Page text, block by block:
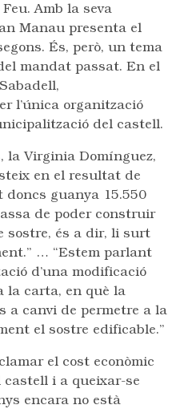
Amb la seva
Manau presenta el
És, però, un tema
mandat passat. En el
l’única organització
del castell.
la Virginia Domínguez,
en el resultat de
doncs guanya 15.550
de poder construir
sostre, és a dir, li surt
… “Estem parlant
d’una modificació
la carta, en què la
a canvi de permetre a la
el sostre edificable.”
el cost econòmic
i a queixar-se
encara no està